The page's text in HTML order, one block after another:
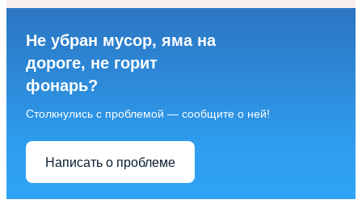
Не убран мусор, яма на
дороге, не горит
фонарь?
Столкнулись с проблемой — сообщите о ней!
Написать о проблеме